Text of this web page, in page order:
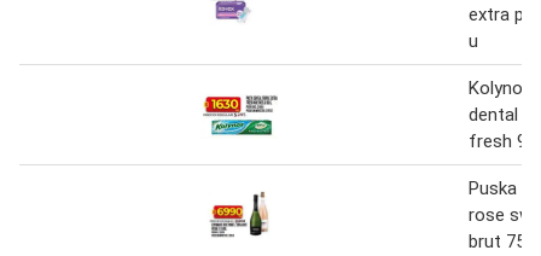
extra
u
Kolynos
dental
fresh 90
Puska
rose
brut 750